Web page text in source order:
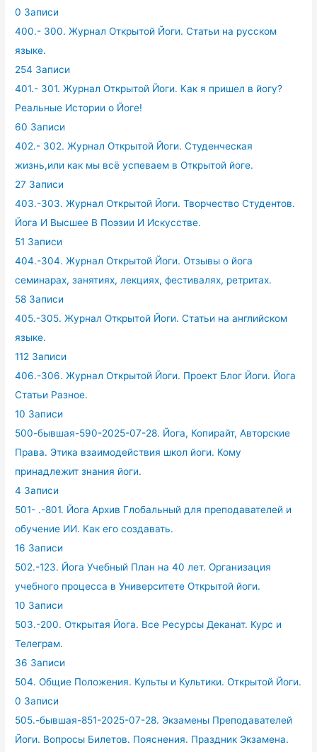
0 Записи
400.- 300. Журнал Открытой Йоги. Статьи на русском
языке.
254 Записи
401.- 301. Журнал Открытой Йоги. Как я пришел в йогу?
Реальные Истории о Йоге!
60 Записи
402.- 302. Журнал Открытой Йоги. Студенческая
жизнь,или как мы всё успеваем в Открытой йоге.
27 Записи
403.-303. Журнал Открытой Йоги. Творчество Студентов.
Йога И Высшее В Поэзии И Искусстве.
51 Записи
404.-304. Журнал Открытой Йоги. Отзывы о йога
семинарах, занятиях, лекциях, фестивалях, ретритах.
58 Записи
405.-305. Журнал Открытой Йоги. Статьи на английском
языке.
112 Записи
406.-306. Журнал Открытой Йоги. Проект Блог Йоги. Йога
Статьи Разное.
10 Записи
500-бывшая-590-2025-07-28. Йога, Копирайт, Авторские
Права. Этика взаимодействия школ йоги. Кому
принадлежит знания йоги.
4 Записи
501- .-801. Йога Архив Глобальный для преподавателей и
обучение ИИ. Как его создавать.
16 Записи
502.-123. Йога Учебный План на 40 лет. Организация
учебного процесса в Университете Открытой йоги.
10 Записи
503.-200. Открытая Йога. Все Ресурсы Деканат. Курс и
Телеграм.
36 Записи
504. Общие Положения. Культы и Культики. Открытой Йоги.
0 Записи
505.-бывшая-851-2025-07-28. Экзамены Преподавателей
Йоги. Вопросы Билетов. Пояснения. Праздник Экзамена.